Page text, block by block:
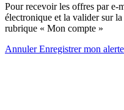
Pour recevoir les offres par e-
électronique et la valider sur la
rubrique « Mon compte »
AnnulerEnregistrer mon alerte